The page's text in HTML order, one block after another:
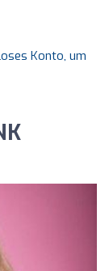
Konto, um